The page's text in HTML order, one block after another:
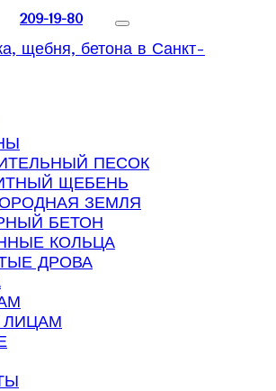
209-19-80
ПЕСОК
ЩЕБЕНЬ
ЗЕМЛЯ
БЕТОН
КОЛЬЦА
ДРОВА